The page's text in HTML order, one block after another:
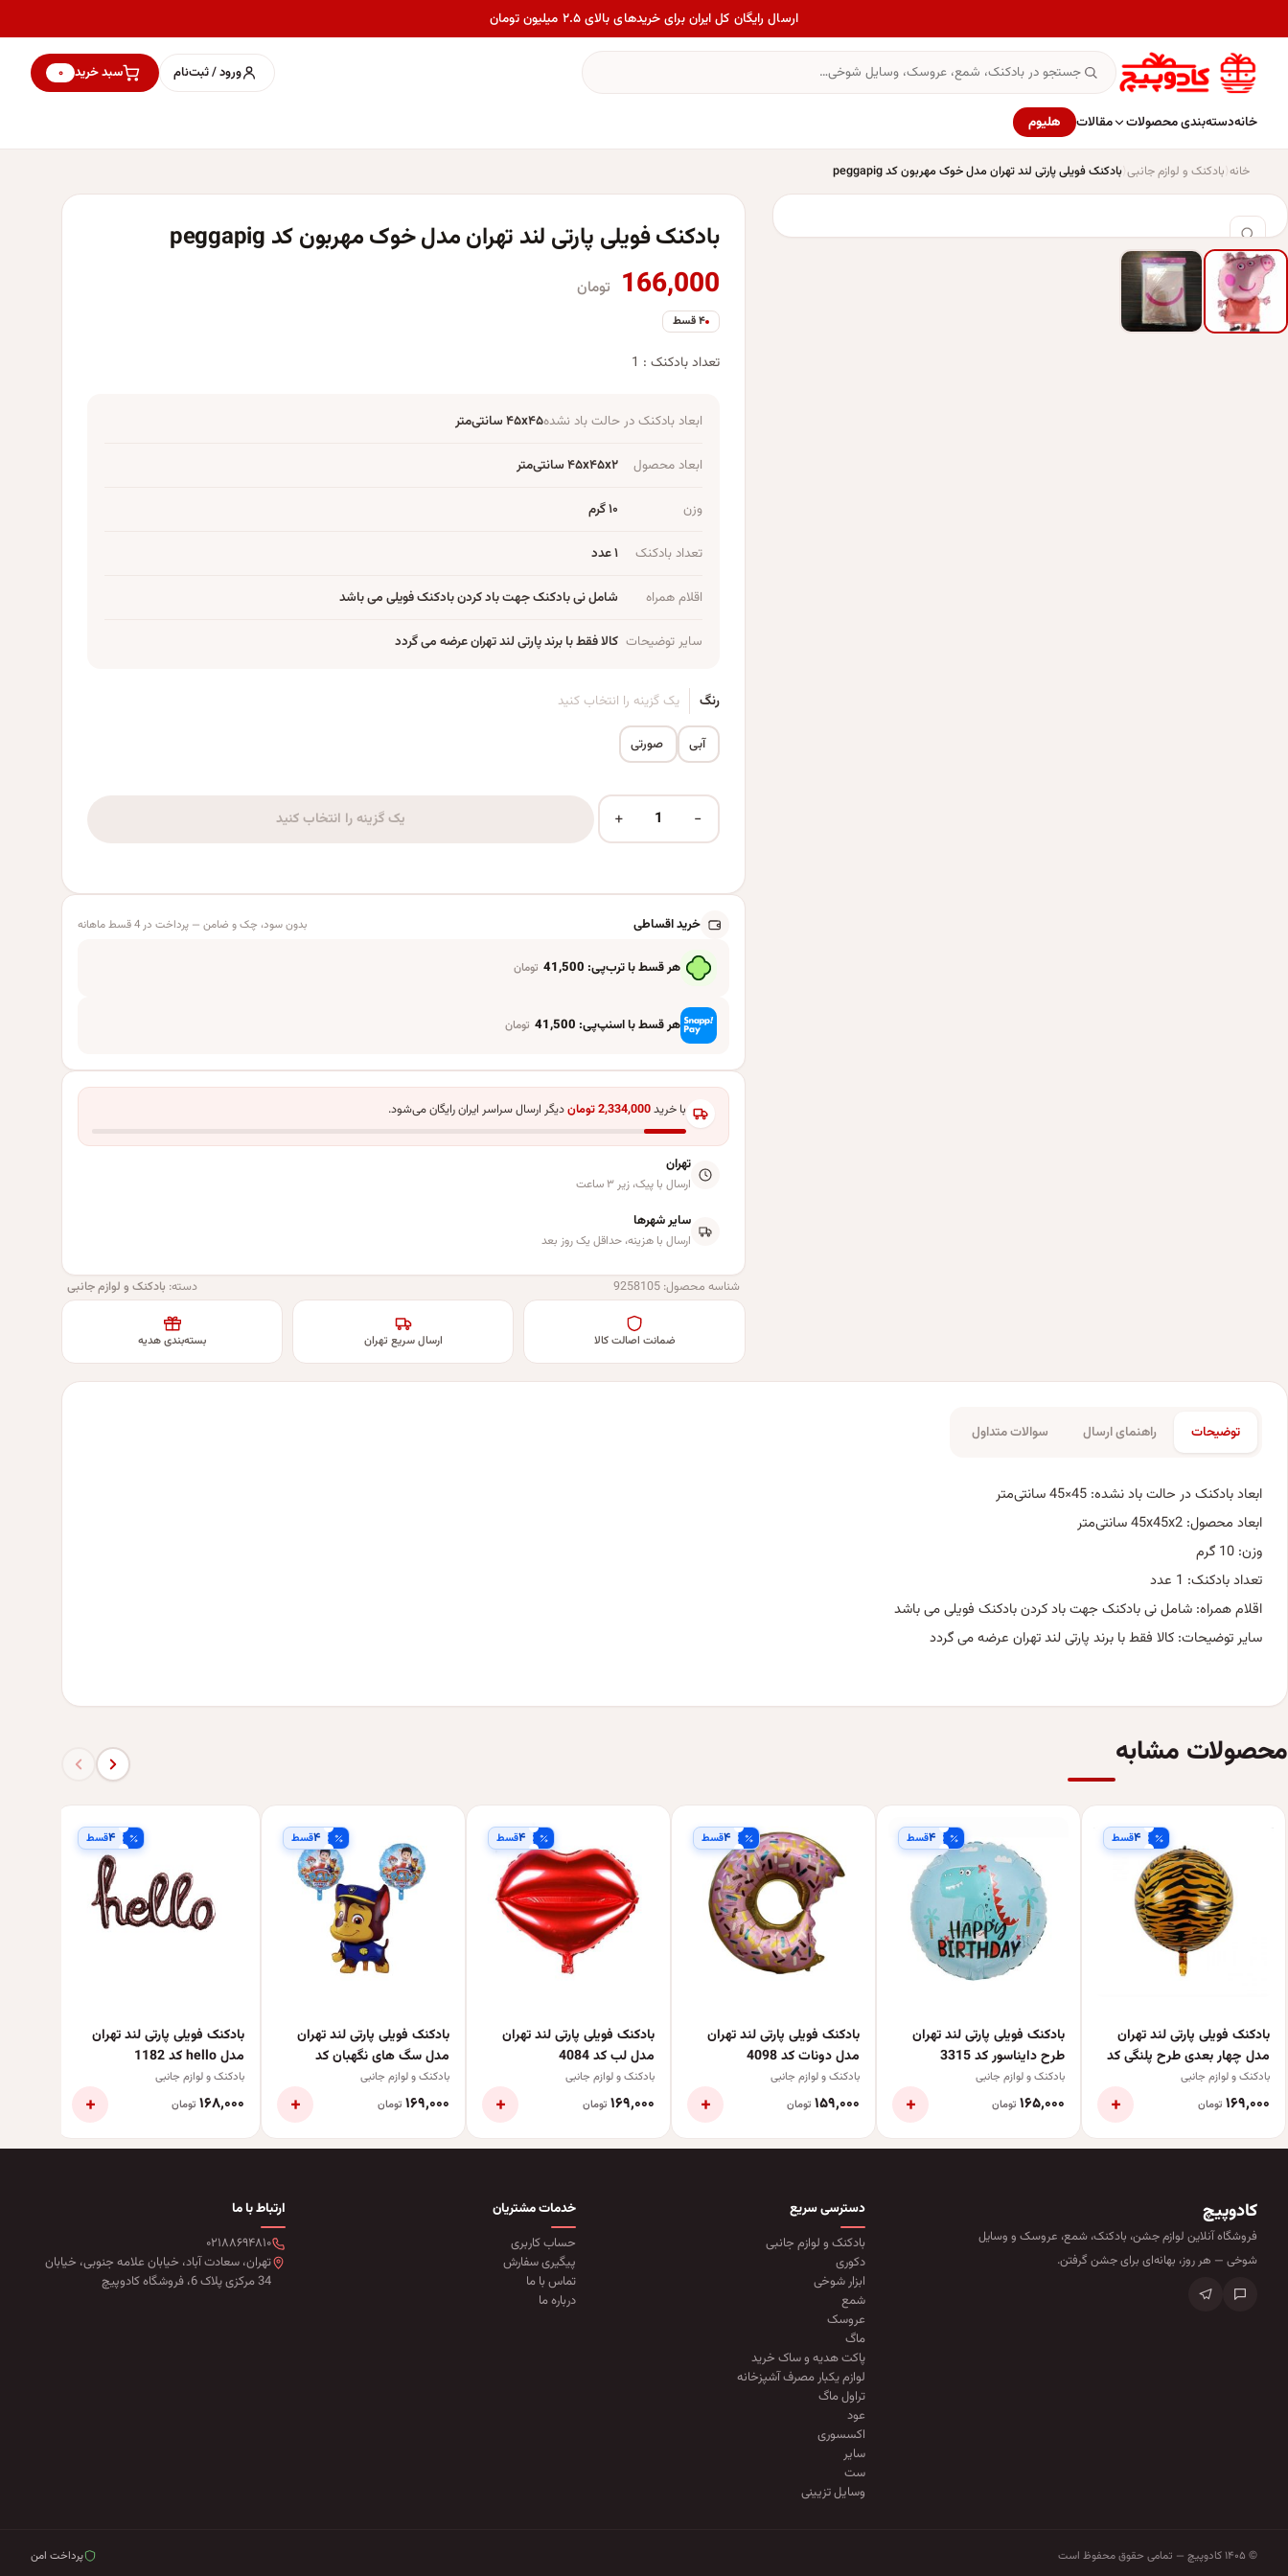
ارسال رایگان کل ایران برای خریدهای بالای ۲.۵ میلیون تومان
ورود / ثبت‌نام سبد خرید ۰
خانهدسته‌بندی محصولات مقالات هلیوم
خانه بادکنک و لوازم جانبی بادکنک فویلی پارتی لند تهران مدل خوک مهربون کد peggapig
بادکنک فویلی پارتی لند تهران مدل خوک مهربون کد peggapig
166,000 تومان
۴ قسط
تعداد بادکنک : 1
ابعاد بادکنک در حالت باد نشده۴۵x۴۵ سانتی‌متر
ابعاد محصول ۴۵x۴۵x۲ سانتی‌متر
وزن ۱۰ گرم
تعداد بادکنک ۱ عدد
اقلام همراه شامل نی بادکنک جهت باد کردن بادکنک فویلی می باشد
سایر توضیحات کالا فقط با برند پارتی لند تهران عرضه می گردد
رنگ یک گزینه را انتخاب کنید
آبی صورتی
بادکنک فویلی پارتی لند تهران مدل خوک مهربون کد peggapig عدد
−
+ یک گزینه را انتخاب کنید
خرید اقساطی بدون سود، چک و ضامن — پرداخت در 4 قسط ماهانه
هر قسط با ترب‌پی: 41,500 تومان
هر قسط با اسنپ‌پی: 41,500 تومان
با خرید2,334,000توماندیگر ارسال سراسر ایران رایگان می‌شود.
تهران
ارسال با پیک، زیر ۳ ساعت
سایر شهرها
ارسال با هزینه، حداقل یک روز بعد
شناسه محصول:9258105 دسته: بادکنک و لوازم جانبی
ضمانت اصالت کالا ارسال سریع تهران بسته‌بندی هدیه
توضیحات راهنمای ارسال سوالات متداول
ابعاد بادکنک در حالت باد نشده: 45×45 سانتی‌متر
ابعاد محصول: 45x45x2 سانتی‌متر
وزن: 10 گرم
تعداد بادکنک: 1 عدد
اقلام همراه: شامل نی بادکنک جهت باد کردن بادکنک فویلی می باشد
سایر توضیحات: کالا فقط با برند پارتی لند تهران عرضه می گردد
محصولات مشابه
۴قسط
بادکنک فویلی پارتی لند تهران
مدل چهار بعدی طرح پلنگی کد
4065
بادکنک و لوازم جانبی
۱۶۹٬۰۰۰ تومان +
۴قسط
بادکنک فویلی پارتی لند تهران
طرح دایناسور کد 3315
بادکنک و لوازم جانبی
۱۶۵٬۰۰۰ تومان +
۴قسط
بادکنک فویلی پارتی لند تهران
مدل دونات کد 4098
بادکنک و لوازم جانبی
۱۵۹٬۰۰۰ تومان +
۴قسط
بادکنک فویلی پارتی لند تهران
مدل لب کد 4084
بادکنک و لوازم جانبی
۱۶۹٬۰۰۰ تومان +
۴قسط
بادکنک فویلی پارتی لند تهران
مدل سگ های نگهبان کد
pawpatrol23 مجموعه سه
عددی
بادکنک و لوازم جانبی
۱۶۹٬۰۰۰ تومان +
۴قسط
بادکنک فویلی پارتی لند تهران
مدل hello کد 1182
بادکنک و لوازم جانبی
۱۶۸٬۰۰۰ تومان +
کادوپیچ
فروشگاه آنلاین لوازم جشن، بادکنک، شمع، عروسک و وسایل
شوخی — هر روز، بهانه‌ای برای جشن گرفتن.
دسترسی سریع
بادکنک و لوازم جانبی
دکوری
ابزار شوخی
شمع
عروسک
ماگ
پاکت هدیه و ساک خرید
لوازم یکبار مصرف آشپزخانه
تراول ماگ
عود
اکسسوری
سایر
ست
وسایل تزیینی
خدمات مشتریان
حساب کاربری
پیگیری سفارش
تماس با ما
درباره ما
ارتباط با ما
۰۲۱۸۸۶۹۴۸۱۰
تهران، سعادت آباد، خیابان علامه جنوبی، خیابان
34 مرکزی پلاک 6، فروشگاه کادوپیچ
© ۱۴۰۵ کادوپیچ — تمامی حقوق محفوظ است پرداخت امن